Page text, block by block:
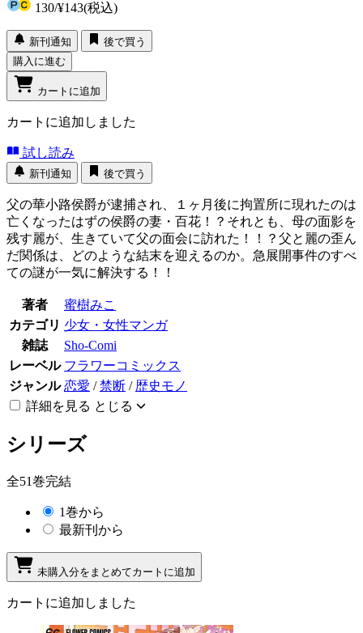
130/¥143(税込)
新刊通知
後で買う
購入に進む
カートに追加
カートに追加しました
試し読み
新刊通知 後で買う
父の華小路侯爵が逮捕され、１ヶ月後に拘置所に現れたのは
亡くなったはずの侯爵の妻・百花！？それとも、母の面影を
残す麗が、生きていて父の面会に訪れた！！？父と麗の歪ん
だ関係は、どのような結末を迎えるのか。急展開事件のすべ
ての謎が一気に解決する！！
著者
蜜樹みこ
カテゴリ 少女・女性マンガ
雑誌
Sho-Comi
レーベル フラワーコミックス
ジャンル 恋愛 /禁断 / 歴史モノ
詳細を見る とじる
シリーズ
全51巻完結
1巻から
最新刊から
未購入分をまとめてカートに追加
カートに追加しました